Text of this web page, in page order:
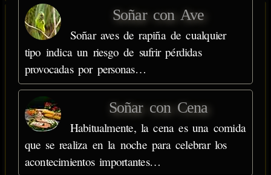
Soñar con Ave
Soñar aves de rapiña de cualquier
tipo indica un riesgo de sufrir pérdidas
provocadas por personas…
Soñar con Cena
Habitualmente, la cena es una comida
que se realiza en la noche para celebrar los
acontecimientos importantes…